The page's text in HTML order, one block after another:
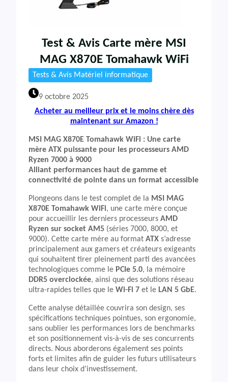
Test & Avis Carte mère MSI
MAG X870E Tomahawk WiFi
Tests & Avis Matériel informatique
9 octobre 2025
Acheter au meilleur prix et le moins chère dès
maintenant sur Amazon !
MSI MAG X870E Tomahawk WiFi : Une carte
mère ATX puissante pour les processeurs AMD
Ryzen 7000 à 9000
Alliant performances haut de gamme et
connectivité de pointe dans un format accessible
Plongeons dans le test complet de la MSI MAG
X870E Tomahawk WiFi, une carte mère conçue
pour accueillir les derniers processeurs AMD
Ryzen sur socket AM5 (séries 7000, 8000, et
9000). Cette carte mère au format ATX s’adresse
principalement aux gamers et créateurs exigeants
qui souhaitent tirer pleinement parti des avancées
technologiques comme le PCIe 5.0, la mémoire
DDR5 overclockée, ainsi que des solutions réseau
ultra-rapides telles que le Wi-Fi 7 et le LAN 5 GbE.
Cette analyse détaillée couvrira son design, ses
spécifications techniques pointues, son ergonomie,
sans oublier les performances lors de benchmarks
et son positionnement vis-à-vis de ses concurrents
directs. Nous aborderons également ses points
forts et limites afin de guider les futurs utilisateurs
dans leur choix d’investissement.